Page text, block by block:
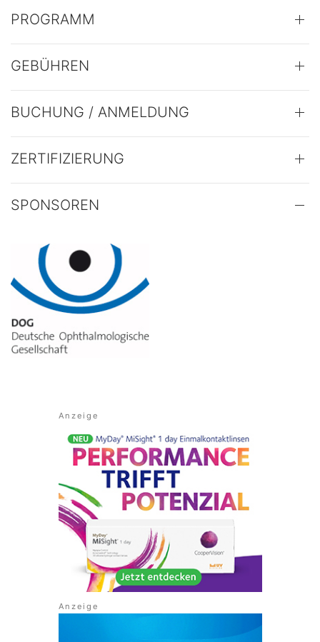
PROGRAMM
GEBÜHREN
BUCHUNG / ANMELDUNG
ZERTIFIZIERUNG
SPONSOREN